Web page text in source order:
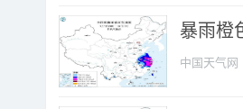
暴雨橙
中国天气网